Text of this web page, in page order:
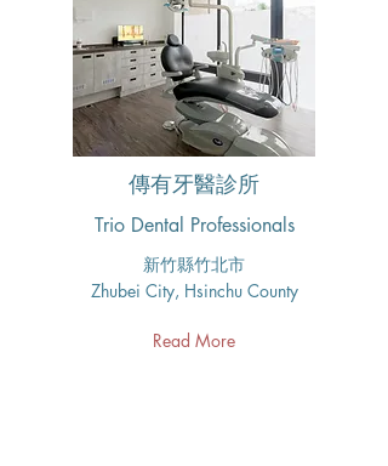
傳有牙醫診所
Trio Dental Professionals
新竹縣竹北市
Zhubei City, Hsinchu County
Read More